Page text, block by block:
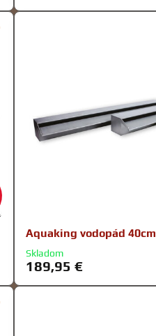
Aquaking vodopád 40cm
Skladom
189,95 €